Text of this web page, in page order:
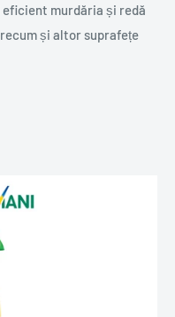
eficient murdăria și redă
și altor suprafețe